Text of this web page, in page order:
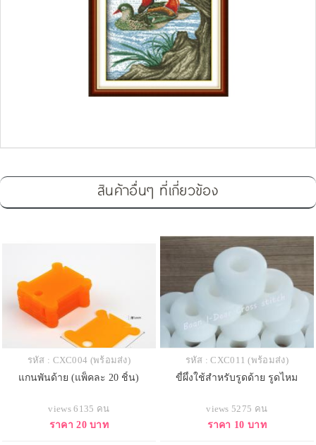
สินค้าอื่นๆ ที่เกี่ยวข้อง
รหัส : CXC004 (พร้อมส่ง)
แกนพันด้าย (แพ็คละ 20 ชิ้น)
views 6135 คน
ราคา 20 บาท
รหัส : CXC011 (พร้อมส่ง)
ขี้ผึ้งใช้สำหรับรูดด้าย รูดไหม
views 5275 คน
ราคา 10 บาท